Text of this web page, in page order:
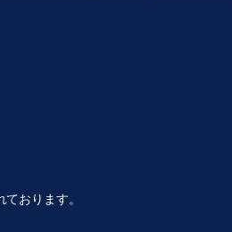
おります。